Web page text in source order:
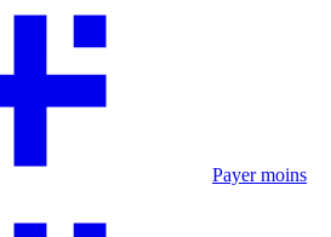
Payer moins